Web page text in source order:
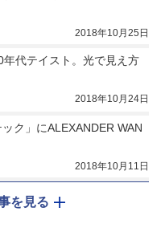
2018年10月25日
代テイスト。光で見え方
2018年10月24日
ク」にALEXANDER WAN
2018年10月11日
を見る